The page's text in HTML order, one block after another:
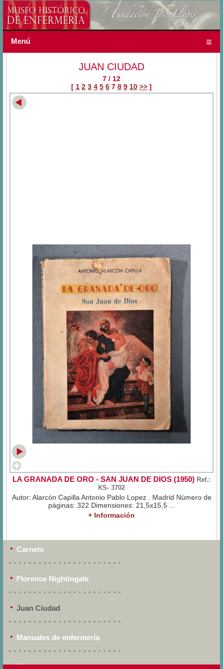
Menú
Carnets
Florence Nightingale
Juan Ciudad
Manuales de enfermería
Matronas y partos
JUAN CIUDAD
7 / 12
[ 1 2 3 4 5 6 7 8 9 10 >> ]
LA GRANADA DE ORO - SAN JUAN DE DIOS (1950) Ref.:
KS- 3702
Autor: Alarcón Capilla Antonio Pablo Lopez . Madrid Número de
páginas: 322 Dimensiones: 21,5x15,5 ...
+ Información